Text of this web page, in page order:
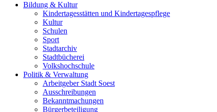
Bildung & Kultur
Kindertagesstätten und Kindertagespflege
Kultur
Schulen
Sport
Stadtarchiv
Stadtbücherei
Volkshochschule
Politik & Verwaltung
Arbeitgeber Stadt Soest
Ausschreibungen
Bekanntmachungen
Bürgerbeteiligung